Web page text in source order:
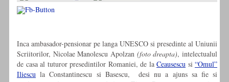
Inca ambasador-pensionar pe langa UNESCO si presedinte al Uniunii
Scriitorilor, Nicolae Manolescu Apolzan (foto dreapta), intelectualul
de casa al tuturor presedintilor Romaniei, de la Ceausescu si “Omul”
Iliescu la Constantinescu si Basescu, desi nu a ajuns sa fie si